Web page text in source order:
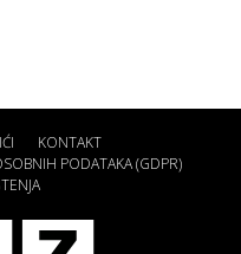
KONTAKT
PODATAKA (GDPR)